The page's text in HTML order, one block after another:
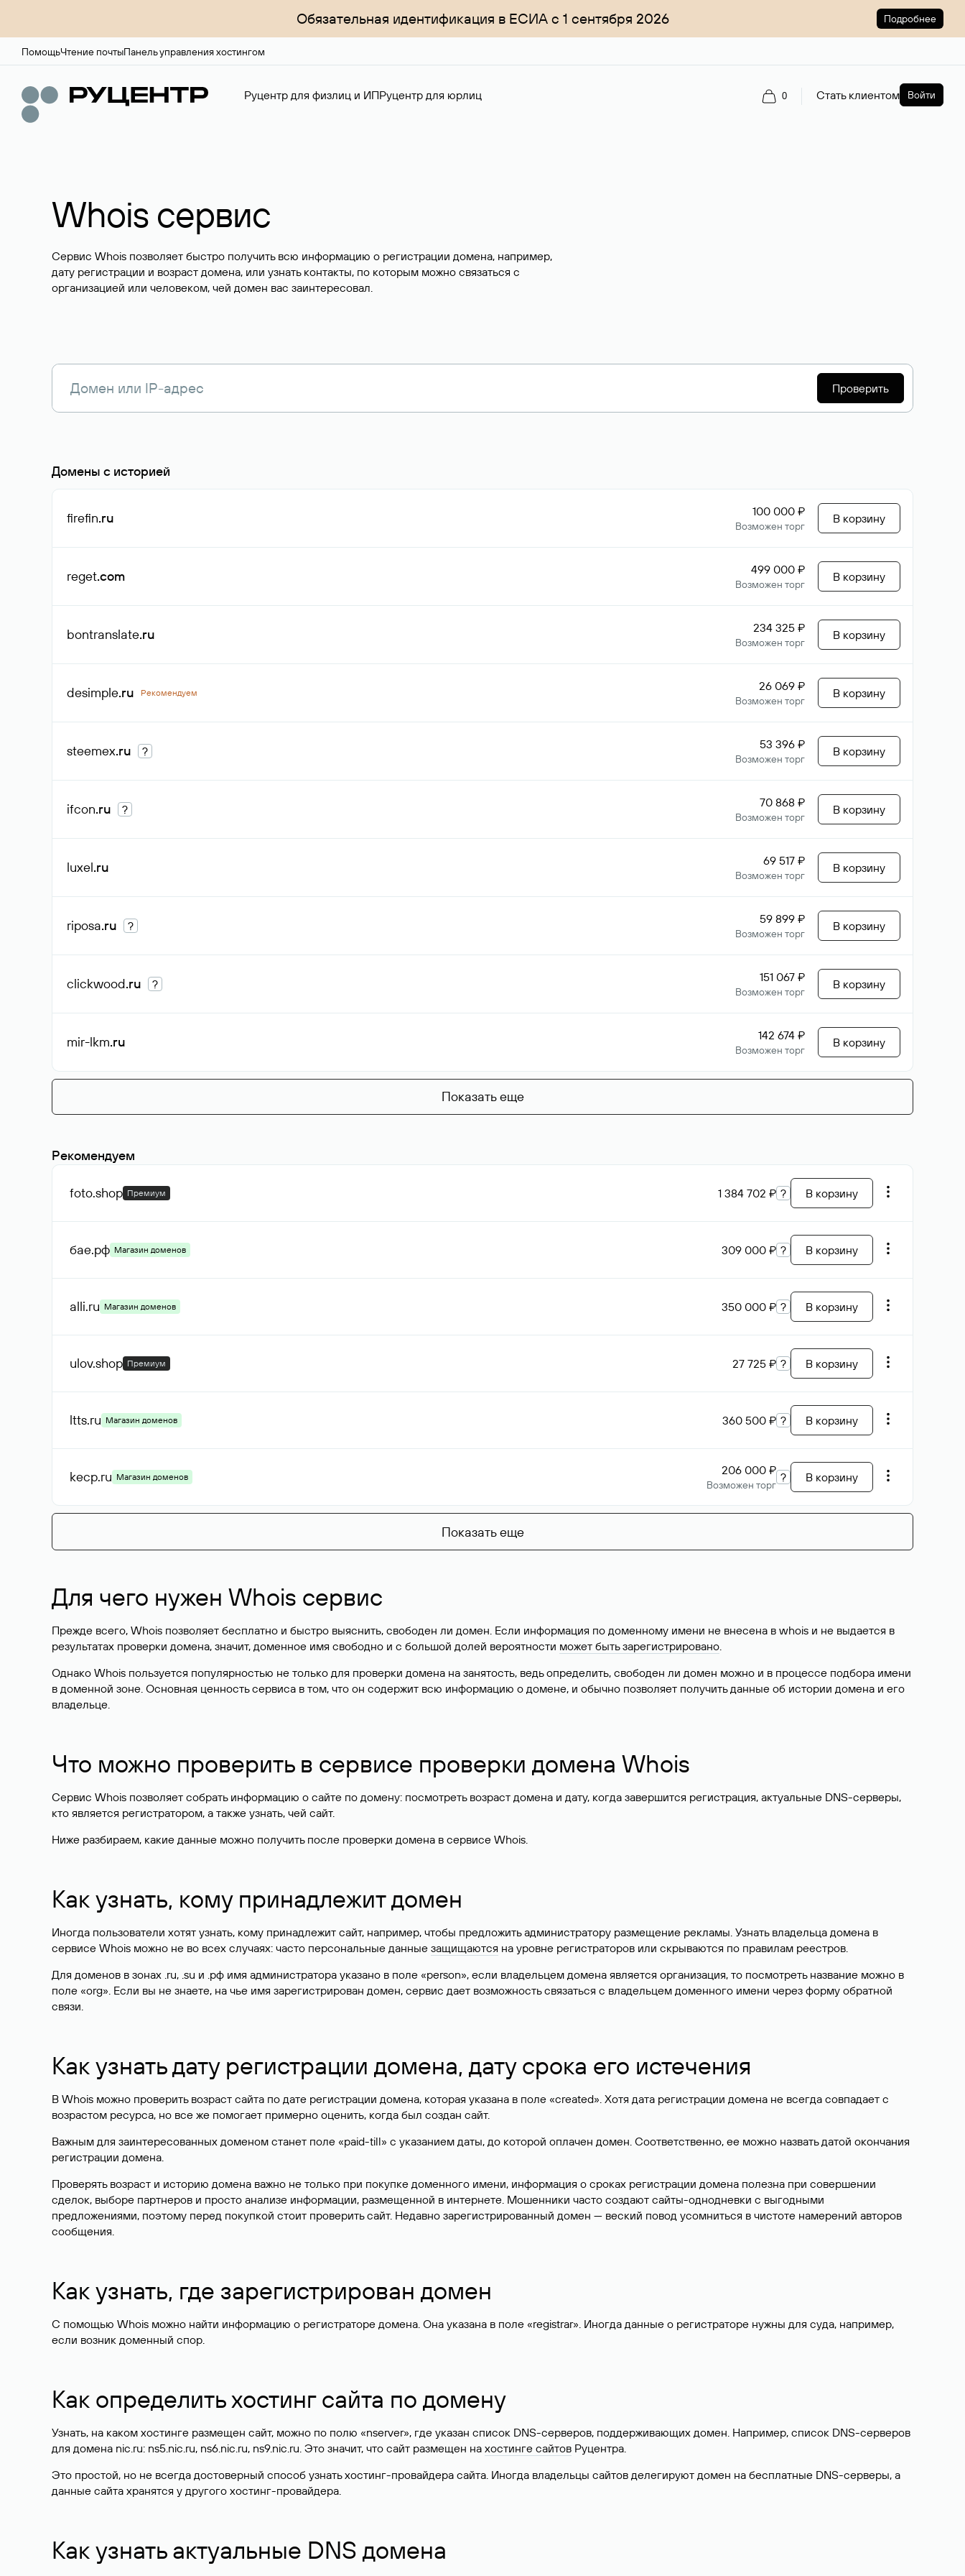
Обязательная идентификация в ЕСИА с 1 сентября 2026 Подробнее
ПомощьЧтение почтыПанель управления хостингом
Руцентр для физлиц и ИПРуцентр для юрлиц 0 Стать клиентом Войти
Whois сервис
Сервис Whois позволяет быстро получить всю информацию о регистрации домена, например,
дату регистрации и возраст домена, или узнать контакты, по которым можно связаться с
организацией или человеком, чей домен вас заинтересовал.
Проверить
Домены с историей
firefin.ru 100 000 ₽
Возможен торг
В корзину
reget.com 499 000 ₽
Возможен торг
В корзину
bontranslate.ru 234 325 ₽
Возможен торг
В корзину
desimple.ru Рекомендуем 26 069 ₽
Возможен торг
В корзину
steemex.ru ? 53 396 ₽
Возможен торг
В корзину
ifcon.ru ? 70 868 ₽
Возможен торг
В корзину
luxel.ru 69 517 ₽
Возможен торг
В корзину
riposa.ru ? 59 899 ₽
Возможен торг
В корзину
clickwood.ru ? 151 067 ₽
Возможен торг
В корзину
mir-lkm.ru 142 674 ₽
Возможен торг
В корзину
Показать еще
Рекомендуем
foto.shop Премиум 1 384 702 ₽ ? В корзину
бае.рф Магазин доменов 309 000 ₽ ? В корзину
alli.ru Магазин доменов 350 000 ₽ ? В корзину
ulov.shop Премиум 27 725 ₽ ? В корзину
ltts.ru Магазин доменов 360 500 ₽ ? В корзину
kecp.ru Магазин доменов 206 000 ₽
Возможен торг
? В корзину
Показать еще
Для чего нужен Whois сервис
Прежде всего, Whois позволяет бесплатно и быстро выяснить, свободен ли домен. Если информация по доменному имени не внесена в whois и не выдается в
результатах проверки домена, значит, доменное имя свободно и с большой долей вероятности может быть зарегистрировано.
Однако Whois пользуется популярностью не только для проверки домена на занятость, ведь определить, свободен ли домен можно и в процессе подбора имени
в доменной зоне. Основная ценность сервиса в том, что он содержит всю информацию о домене, и обычно позволяет получить данные об истории домена и его
владельце.
Что можно проверить в сервисе проверки домена Whois
Сервис Whois позволяет собрать информацию о сайте по домену: посмотреть возраст домена и дату, когда завершится регистрация, актуальные DNS-серверы,
кто является регистратором, а также узнать, чей сайт.
Ниже разбираем, какие данные можно получить после проверки домена в сервисе Whois.
Как узнать, кому принадлежит домен
Иногда пользователи хотят узнать, кому принадлежит сайт, например, чтобы предложить администратору размещение рекламы. Узнать владельца домена в
сервисе Whois можно не во всех случаях: часто персональные данные защищаются на уровне регистраторов или скрываются по правилам реестров.
Для доменов в зонах .ru, .su и .рф имя администратора указано в поле «person», если владельцем домена является организация, то посмотреть название можно в
поле «org». Если вы не знаете, на чье имя зарегистрирован домен, сервис дает возможность связаться с владельцем доменного имени через форму обратной
связи.
Как узнать дату регистрации домена, дату срока его истечения
В Whois можно проверить возраст сайта по дате регистрации домена, которая указана в поле «created». Хотя дата регистрации домена не всегда совпадает с
возрастом ресурса, но все же помогает примерно оценить, когда был создан сайт.
Важным для заинтересованных доменом станет поле «paid-till» с указанием даты, до которой оплачен домен. Соответственно, ее можно назвать датой окончания
регистрации домена.
Проверять возраст и историю домена важно не только при покупке доменного имени, информация о сроках регистрации домена полезна при совершении
сделок, выборе партнеров и просто анализе информации, размещенной в интернете. Мошенники часто создают сайты-однодневки с выгодными
предложениями, поэтому перед покупкой стоит проверить сайт. Недавно зарегистрированный домен — веский повод усомниться в чистоте намерений авторов
сообщения.
Как узнать, где зарегистрирован домен
С помощью Whois можно найти информацию о регистраторе домена. Она указана в поле «registrar». Иногда данные о регистраторе нужны для суда, например,
если возник доменный спор.
Как определить хостинг сайта по домену
Узнать, на каком хостинге размещен сайт, можно по полю «nserver», где указан список DNS-серверов, поддерживающих домен. Например, список DNS-серверов
для домена nic.ru: ns5.nic.ru, ns6.nic.ru, ns9.nic.ru. Это значит, что сайт размещен на хостинге сайтов Руцентра.
Это простой, но не всегда достоверный способ узнать хостинг-провайдера сайта. Иногда владельцы сайтов делегируют домен на бесплатные DNS-серверы, а
данные сайта хранятся у другого хостинг-провайдера.
Как узнать актуальные DNS домена